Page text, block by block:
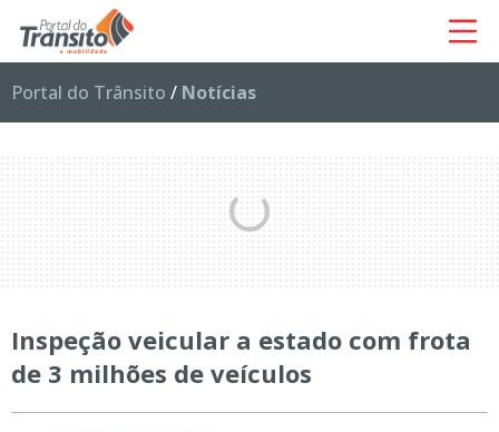
Portal do Trânsito / Notícias
Inspeção veicular a estado com frota
de 3 milhões de veículos